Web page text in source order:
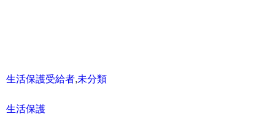
生活保護受給者,未分類
生活保護